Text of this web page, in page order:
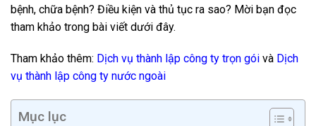
bệnh, chữa bệnh? Điều kiện và thủ tục ra sao? Mời bạn đọc
tham khảo trong bài viết dưới đây.
Tham khảo thêm: Dịch vụ thành lập công ty trọn gói và Dịch
vụ thành lập công ty nước ngoài
Mục lục